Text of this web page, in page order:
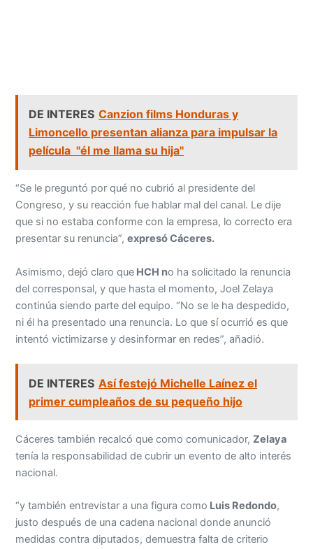
DE INTERES Canzion films Honduras y
Limoncello presentan alianza para impulsar la
película "él me llama su hija"
“Se le preguntó por qué no cubrió al presidente del
Congreso, y su reacción fue hablar mal del canal. Le dije
que si no estaba conforme con la empresa, lo correcto era
presentar su renuncia”,expresó Cáceres.
Asimismo, dejó claro que HCH no ha solicitado la renuncia
del corresponsal, y que hasta el momento, Joel Zelaya
continúa siendo parte del equipo. “No se le ha despedido,
ni él ha presentado una renuncia. Lo que sí ocurrió es que
intentó victimizarse y desinformar en redes”, añadió.
DE INTERES Así festejó Michelle Laínez el
primer cumpleaños de su pequeño hijo
Cáceres también recalcó que como comunicador,Zelaya
tenía la responsabilidad de cubrir un evento de alto interés
nacional.
“y también entrevistar a una figura como Luis Redondo,
justo después de una cadena nacional donde anunció
medidas contra diputados, demuestra falta de criterio